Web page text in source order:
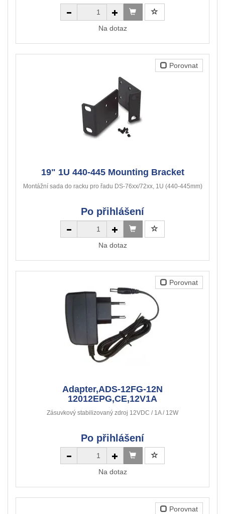
Na dotaz
Porovnat
19" 1U 440-445 Mounting Bracket
Montážní sada do racku pro řadu DS-76xx/72xx, 1U (440-445mm)
Po přihlášení
Na dotaz
Porovnat
Adapter,ADS-12FG-12N
12012EPG,CE,12V1A
Zásuvkový stabilizovaný zdroj 12VDC / 1A / 12W
Po přihlášení
Na dotaz
Porovnat